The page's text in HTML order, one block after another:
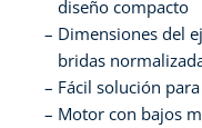
diseño compacto
Dimensiones del
bridas
Fácil solución
Motor con bajos